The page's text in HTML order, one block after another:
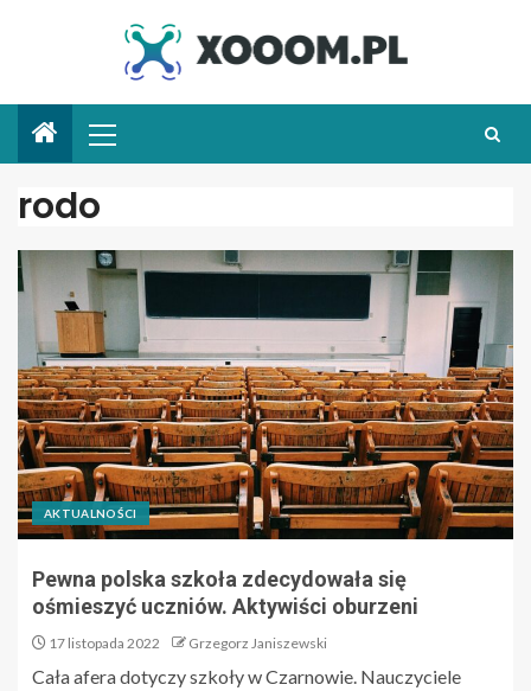
rodo
AKTUALNOŚCI
Pewna polska szkoła zdecydowała się
ośmieszyć uczniów. Aktywiści oburzeni
17 listopada 2022 Grzegorz Janiszewski
Cała afera dotyczy szkoły w Czarnowie. Nauczyciele